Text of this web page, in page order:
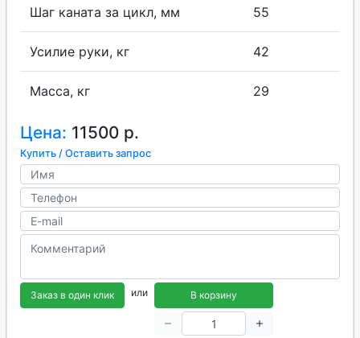
Шаг каната за цикл, мм 55
Усилие руки, кг 42
Масса, кг 29
Цена: 11500 р.
Купить / Оставить запрос
Заказ в один клик или В корзину